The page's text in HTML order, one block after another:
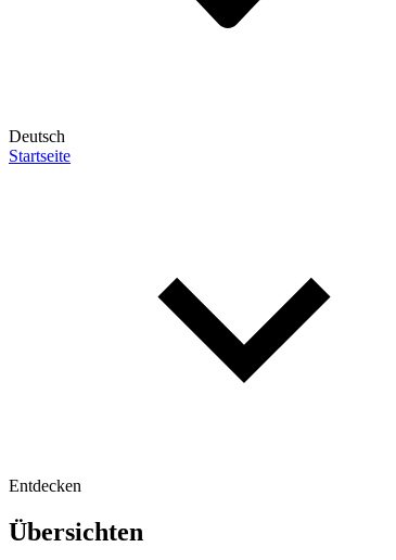
Deutsch
Startseite
Entdecken
Übersichten